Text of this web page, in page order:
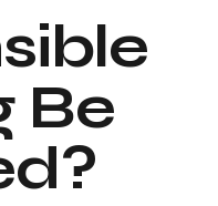
Be